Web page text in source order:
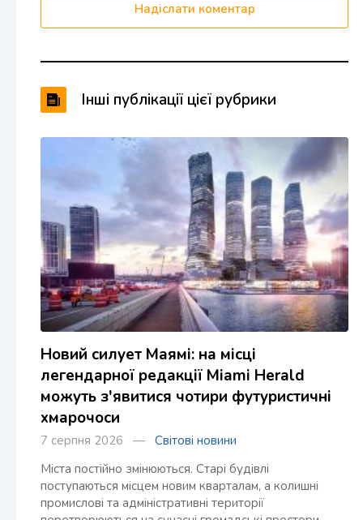
Надіслати коментар
Інші публікації цієї рубрики
Новий силует Маямі: на місці
легендарної редакції Miami Herald
можуть з'явитися чотири футуристичні
хмарочоси
7 серпня 2026 — Світові новини
Міста постійно змінюються. Старі будівлі
поступаються місцем новим кварталам, а колишні
промислові та адміністративні території